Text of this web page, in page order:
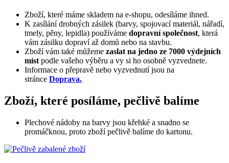
Zboží, které máme skladem na e-shopu, odesíláme ihned.
K zasílání drobných zásilek (barvy, spojovací materiál, nářadí,
tmely, pěny, lepidla) používáme dopravní společnost, která
vám zásilku dopraví až domů nebo na stavbu.
Zboží vám také můžeme zaslat na jedno ze 7000 výdejních
míst podle vašeho výběru a vy si ho osobně vyzvednete.
Informace o přepravě nebo vyzvednutí jsou na
stránce Doprava.
Zboží, které posíláme, pečlivě balíme
Plechové nádoby na barvy jsou křehké a snadno se
promáčknou, proto zboží pečlivě balíme do kartonu.